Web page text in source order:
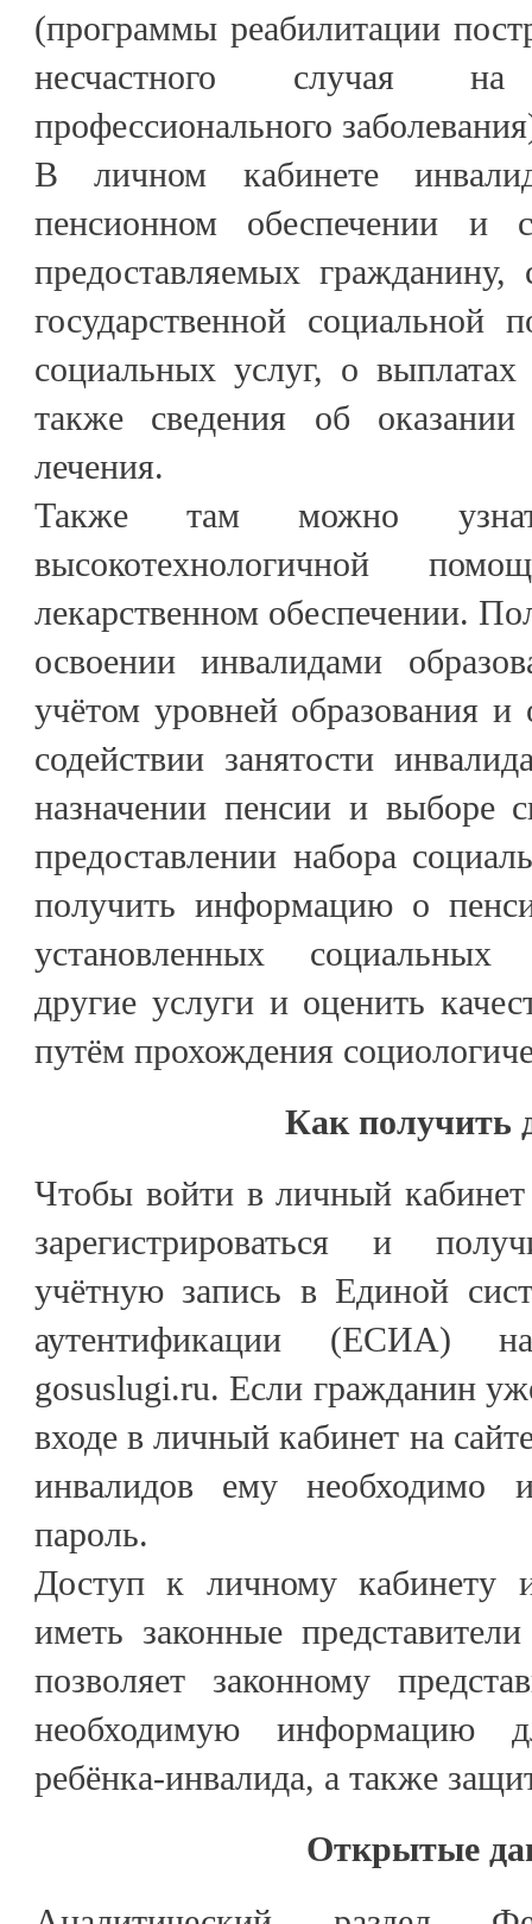
(программы реабилитации
несчастного случая
профессионального
В личном кабинете
пенсионном обеспечении и
предоставляемых
государственной
социальных услуг, о
также сведения об оказании
лечения.
Также там можно
высокотехнологичной
лекарственном обеспечении.
освоении инвалидами
учётом уровней образования
содействии занятости
назначении пенсии и выборе
предоставлении набора
получить информацию о
установленных
другие услуги и оценить
путём прохождения
Как получить
Чтобы войти в личный
зарегистрироваться и
учётную запись в Единой
аутентификации (ЕСИА)
gosuslugi.ru. Если гражданин
входе в личный кабинет на
инвалидов ему необходимо
пароль.
Доступ к личному кабинету
иметь законные
позволяет законному
необходимую информацию
ребёнка-инвалида, а также
Открытые